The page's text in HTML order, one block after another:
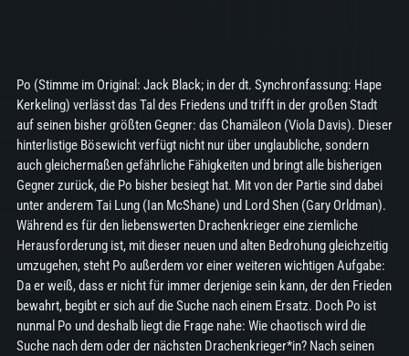
Po (Stimme im Original: Jack Black; in der dt. Synchronfassung: Hape
Kerkeling) verlässt das Tal des Friedens und trifft in der großen Stadt
auf seinen bisher größten Gegner: das Chamäleon (Viola Davis). Dieser
hinterlistige Bösewicht verfügt nicht nur über unglaubliche, sondern
auch gleichermaßen gefährliche Fähigkeiten und bringt alle bisherigen
Gegner zurück, die Po bisher besiegt hat. Mit von der Partie sind dabei
unter anderem Tai Lung (Ian McShane) und Lord Shen (Gary Orldman).
Während es für den liebenswerten Drachenkrieger eine ziemliche
Herausforderung ist, mit dieser neuen und alten Bedrohung gleichzeitig
umzugehen, steht Po außerdem vor einer weiteren wichtigen Aufgabe:
Da er weiß, dass er nicht für immer derjenige sein kann, der den Frieden
bewahrt, begibt er sich auf die Suche nach einem Ersatz. Doch Po ist
nunmal Po und deshalb liegt die Frage nahe: Wie chaotisch wird die
Suche nach dem oder der nächsten Drachenkrieger*in? Nach seinen